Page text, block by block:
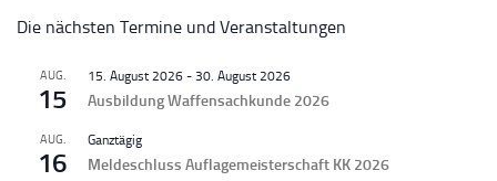
Die nächsten Termine und Veranstaltungen
AUG.
15
15. August 2026 - 30. August 2026
Ausbildung Waffensachkunde 2026
AUG.
16
Ganztägig
Meldeschluss Auflagemeisterschaft KK 2026